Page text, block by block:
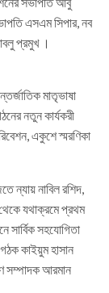
এসএম সিপার, নব
প্রমুখ ।
মাতৃভাষা
নতুন কার্যকরী
একুশে স্মরণিকা
ন্যায় নাবিল রশিদ,
যথাক্রমে প্রথম
সার্বিক সহযোগিতা
কাইয়ুম হাসান
সম্পাদক আরমান